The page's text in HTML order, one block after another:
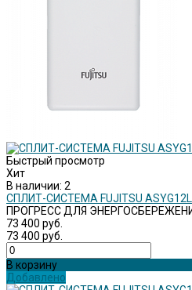
Быстрый просмотр
Хит
В наличии: 2
СПЛИТ-СИСТЕМА FUJITSU
ПРОГРЕСС ДЛЯ
73 400 руб.
73 400 руб.
В корзину
Добавлено